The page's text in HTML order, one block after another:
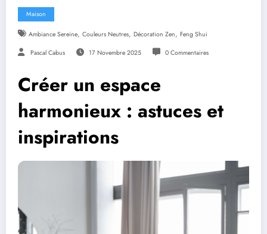
Maison
Ambiance Sereine, Couleurs Neutres, Décoration Zen, Feng Shui
Pascal Cabus 17 Novembre 2025 0 Commentaires
Créer un espace
harmonieux : astuces et
inspirations